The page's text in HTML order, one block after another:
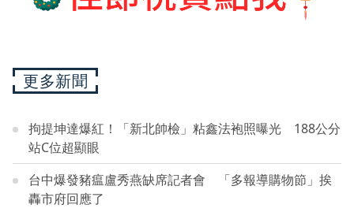
更多新聞
拘提坤達爆紅！「新北帥檢」粘鑫法袍照曝光 188公分
站C位超顯眼
台中爆發豬瘟盧秀燕缺席記者會 「多報導購物節」挨
轟市府回應了